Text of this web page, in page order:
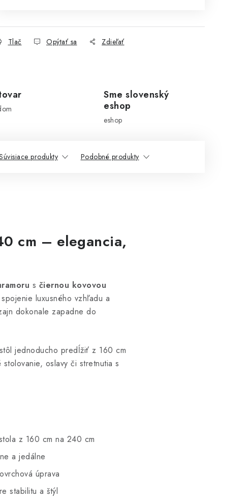
Tlač Opýtať sa Zdieľať
Sme slovenský
eshop
eshop
produkty Podobné produkty
cm – elegancia,
s čiernou kovovou
luxusného vzhľadu a
dokonale zapadne do
jednoducho predĺžiť z 160 cm
oslavy či stretnutia s
z 160 cm na 240 cm
a jedálne
úprava
stabilitu a štýl